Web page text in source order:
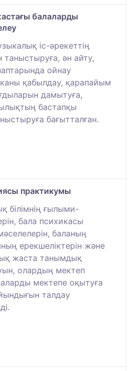
балаларды
іс-әрекеттің
таныстыруға, ән айту,
ойнау
қабылдау, қарапайым
дамытуға,
бастапқы
бағытталған.
практикумы
білімнің ғылыми-
бала психикасы
баланың
ерекшеліктерін және
жаста танымдық
олардың мектеп
мектепе оқытуға
талдау